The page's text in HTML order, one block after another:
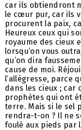
car ils obtiendront
le cœur pur, car ils
procurent la paix,
Heureux ceux qui
royaume des cieux
lorsqu’on vous
qu’on dira
cause de moi.
l’allégresse, parce
dans les cieux ; car
prophètes qui ont
terre. Mais si le sel
rendra-t-on ? Il ne
foulé aux pieds par